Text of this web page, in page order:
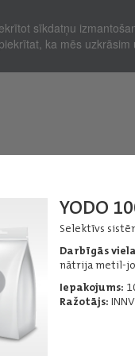
sīkdatņu
ka mēs
Lopkopjiem
- Herbicīdi
YODO
Selektīvs
Darbīgās
nātrija metil-
Iepakojums:
Ražotājs: